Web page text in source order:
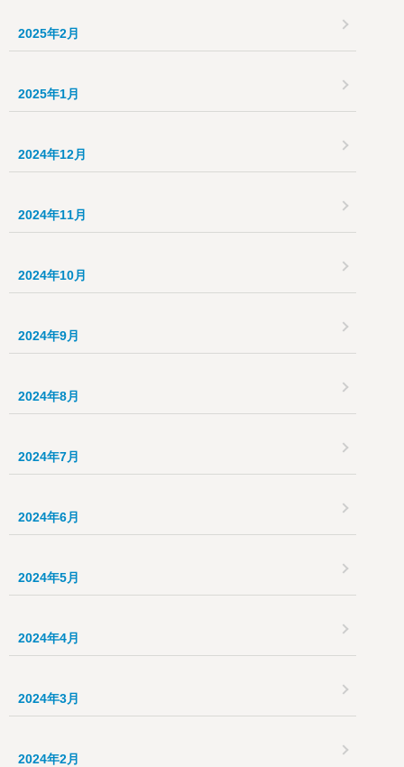
2025年2月
2025年1月
2024年12月
2024年11月
2024年10月
2024年9月
2024年8月
2024年7月
2024年6月
2024年5月
2024年4月
2024年3月
2024年2月